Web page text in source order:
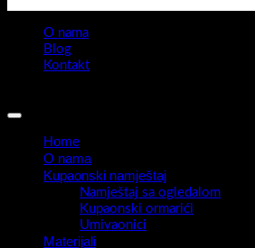
O nama
Blog
Kontakt
Home
O nama
Kupaonski namještaj
Namještaj sa ogledalom
Kupaonski ormarići
Umivaonici
Materijali